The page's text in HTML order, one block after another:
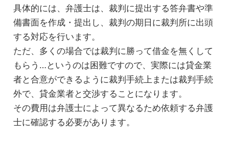
具体的には、弁護士は、裁判に提出する答弁書や準
備書面を作成・提出し、裁判の期日に裁判所に出頭
する対応を行います。
ただ、多くの場合では裁判に勝って借金を無くして
もらう…というのは困難ですので、実際には貸金業
者と合意ができるように裁判手続上または裁判手続
外で、貸金業者と交渉することになります。
その費用は弁護士によって異なるため依頼する弁護
士に確認する必要があります。